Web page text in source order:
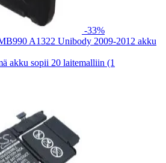
-33%
A1322 Unibody 2009-2012 akku
akku sopii 20 laitemalliin (1